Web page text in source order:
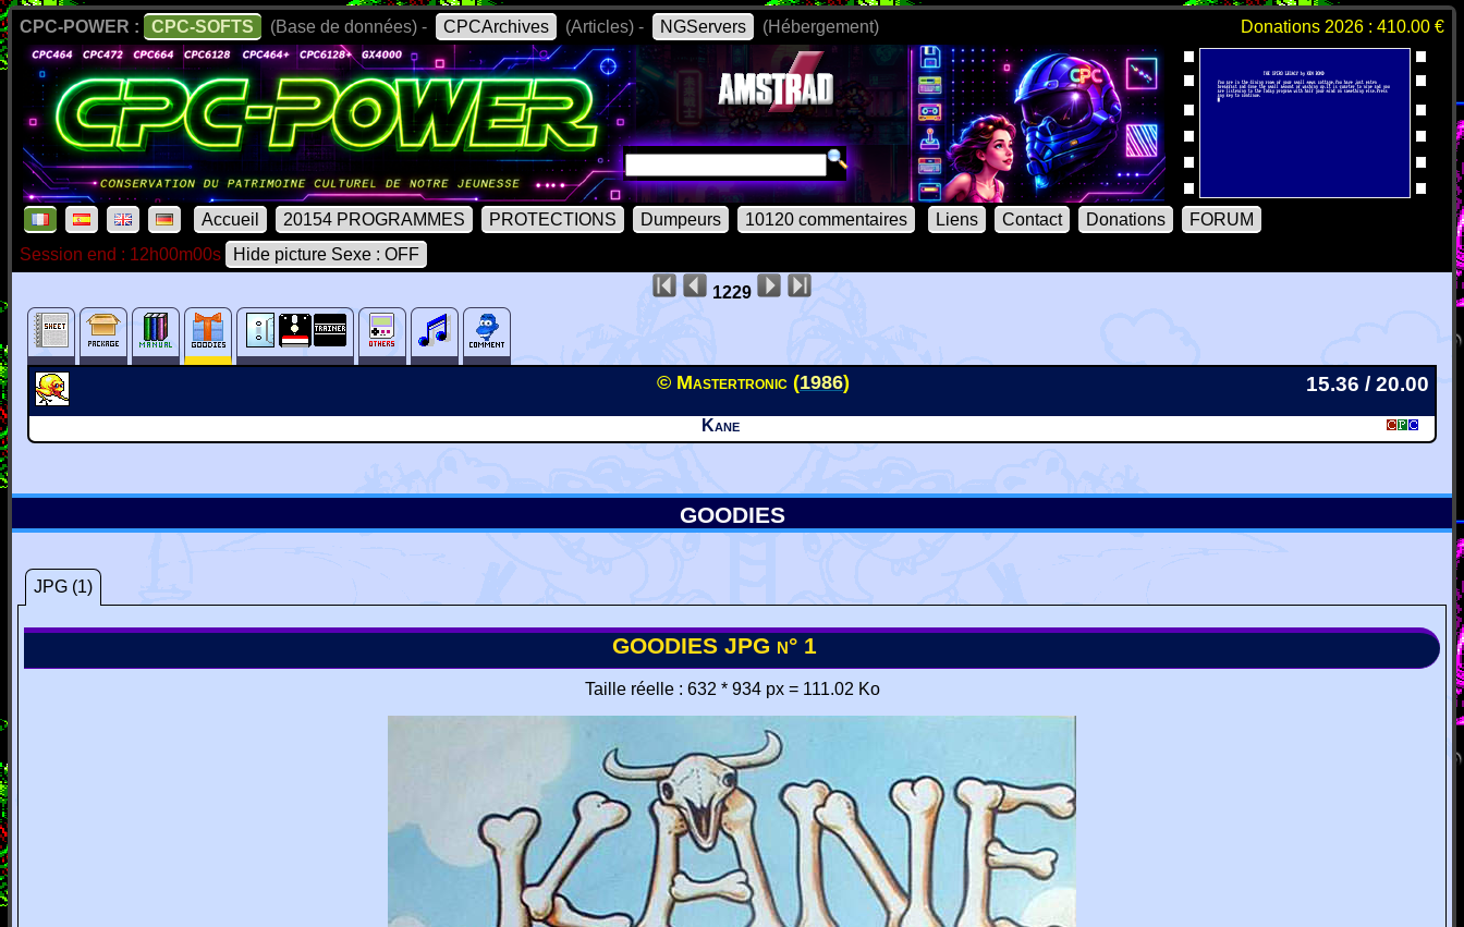
CPC-POWER : CPC-SOFTS (Base de données) - CPCArchives (Articles) - NGServers (Hébergement) Donations 2026 : 410.00 €
Accueil 20154 PROGRAMMES PROTECTIONS Dumpeurs 10120 commentaires Liens Contact Donations
FORUM
Session end : 12h00m00s
Hide picture Sexe : OFF
1229
© Mastertronic (1986) 15.36 / 20.00
Kane
GOODIES
JPG (1)
GOODIES JPG n° 1
Taille réelle : 632 * 934 px = 111.02 Ko